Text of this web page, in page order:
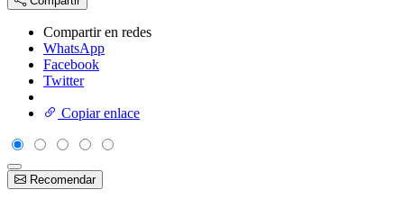
Compartir en redes
WhatsApp
Facebook
Twitter
Copiar enlace
Recomendar